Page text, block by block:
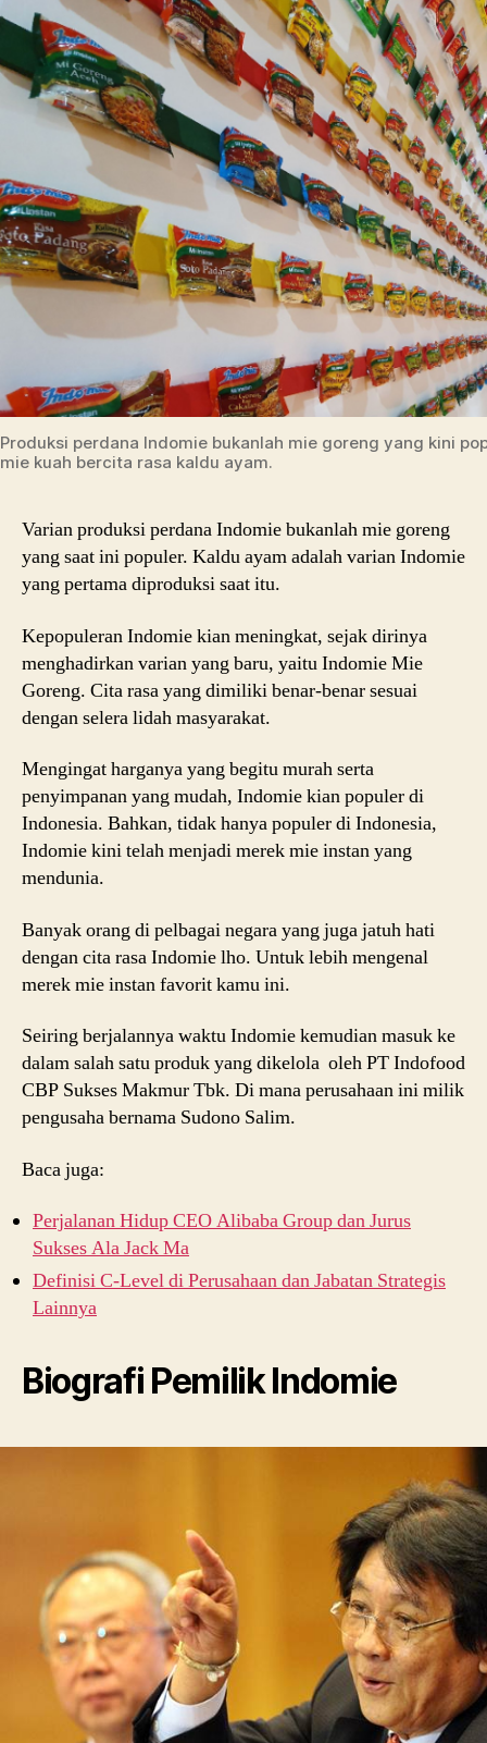
Produksi perdana Indomie bukanlah mie goreng yang kini
mie kuah bercita rasa kaldu ayam.
Varian produksi perdana Indomie bukanlah mie goreng
yang saat ini populer. Kaldu ayam adalah varian Indomie
yang pertama diproduksi saat itu.
Kepopuleran Indomie kian meningkat, sejak dirinya
menghadirkan varian yang baru, yaitu Indomie Mie
Goreng. Cita rasa yang dimiliki benar-benar sesuai
dengan selera lidah masyarakat.
Mengingat harganya yang begitu murah serta
penyimpanan yang mudah, Indomie kian populer di
Indonesia. Bahkan, tidak hanya populer di Indonesia,
Indomie kini telah menjadi merek mie instan yang
mendunia.
Banyak orang di pelbagai negara yang juga jatuh hati
dengan cita rasa Indomie lho. Untuk lebih mengenal
merek mie instan favorit kamu ini.
Seiring berjalannya waktu Indomie kemudian masuk ke
dalam salah satu produk yang dikelola oleh PT Indofood
CBP Sukses Makmur Tbk. Di mana perusahaan ini milik
pengusaha bernama Sudono Salim.
Baca juga:
Perjalanan Hidup CEO Alibaba Group dan Jurus
Sukses Ala Jack Ma
Definisi C-Level di Perusahaan dan Jabatan Strategis
Lainnya
Biografi Pemilik Indomie